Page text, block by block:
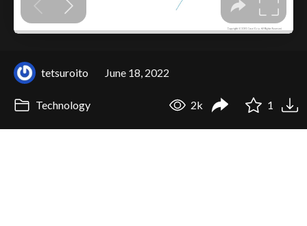
tetsuroito June 18, 2022
Technology 2k 1